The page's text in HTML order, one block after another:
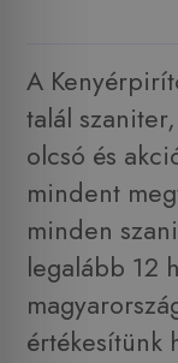
A
talál
olcsó és
mindent
minden
legalább 12
értékesítünk